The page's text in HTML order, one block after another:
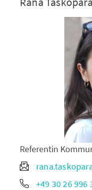
Referentin
+49 30 26 996